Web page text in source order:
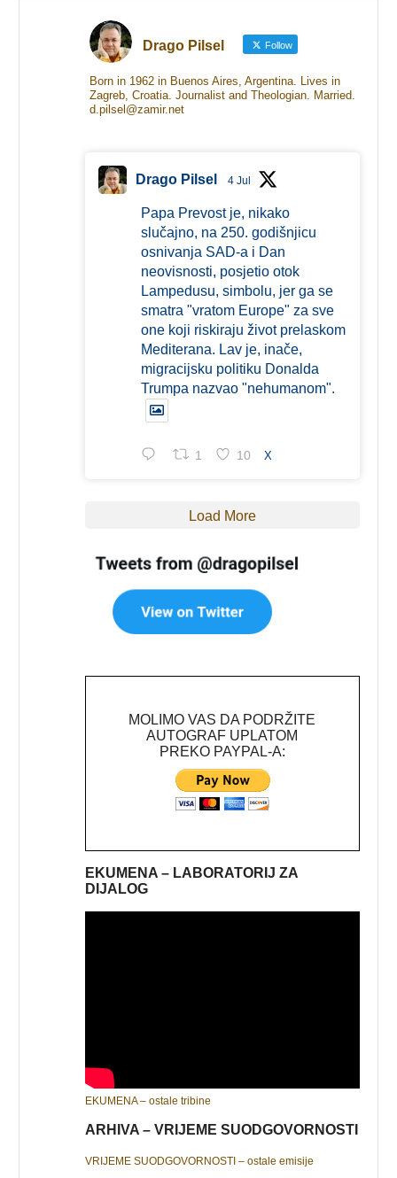
Drago Pilsel Follow
Born in 1962 in Buenos Aires, Argentina. Lives in
Zagreb, Croatia. Journalist and Theologian. Married.
d.pilsel@zamir.net
Drago Pilsel 4 Jul
Papa Prevost je, nikako
slučajno, na 250. godišnjicu
osnivanja SAD-a i Dan
neovisnosti, posjetio otok
Lampedusu, simbolu, jer ga se
smatra "vratom Europe" za sve
one koji riskiraju život prelaskom
Mediterana. Lav je, inače,
migracijsku politiku Donalda
Trumpa nazvao "nehumanom".
1 10 X
Load More
MOLIMO VAS DA PODRŽITE
AUTOGRAF UPLATOM
PREKO PAYPAL-A:
EKUMENA – LABORATORIJ ZA
DIJALOG
EKUMENA – ostale tribine
ARHIVA – VRIJEME SUODGOVORNOSTI
VRIJEME SUODGOVORNOSTI – ostale emisije